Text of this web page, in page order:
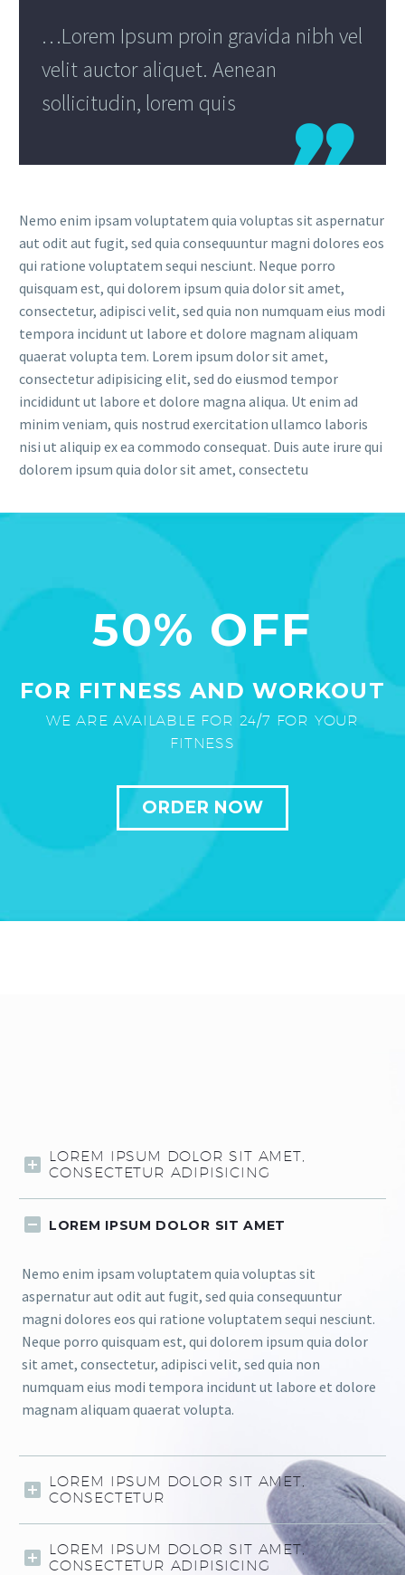
…Lorem Ipsum proin gravida nibh vel
velit auctor aliquet. Aenean
sollicitudin, lorem quis

Nemo enim ipsam voluptatem quia voluptas sit aspernatur
aut odit aut fugit, sed quia consequuntur magni dolores eos
qui ratione voluptatem sequi nesciunt. Neque porro
quisquam est, qui dolorem ipsum quia dolor sit amet,
consectetur, adipisci velit, sed quia non numquam eius modi
tempora incidunt ut labore et dolore magnam aliquam
quaerat volupta tem. Lorem ipsum dolor sit amet,
consectetur adipisicing elit, sed do eiusmod tempor
incididunt ut labore et dolore magna aliqua. Ut enim ad
minim veniam, quis nostrud exercitation ullamco laboris
nisi ut aliquip ex ea commodo consequat. Duis aute irure qui
dolorem ipsum quia dolor sit amet, consectetu
50% OFF
FOR FITNESS AND WORKOUT
WE ARE AVAILABLE FOR 24/7 FOR YOUR
FITNESS
ORDER NOW
LOREM IPSUM DOLOR SIT AMET,
CONSECTETUR ADIPISICING
LOREM IPSUM DOLOR SIT AMET
Nemo enim ipsam voluptatem quia voluptas sit
aspernatur aut odit aut fugit, sed quia consequuntur
magni dolores eos qui ratione voluptatem sequi nesciunt.
Neque porro quisquam est, qui dolorem ipsum quia dolor
sit amet, consectetur, adipisci velit, sed quia non
numquam eius modi tempora incidunt ut labore et dolore
magnam aliquam quaerat volupta.
LOREM IPSUM DOLOR SIT AMET,
CONSECTETUR
LOREM IPSUM DOLOR SIT AMET,
CONSECTETUR ADIPISICING